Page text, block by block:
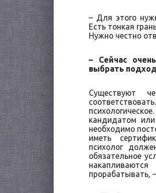
– Для этого
Есть тонкая
Нужно честно
– Сейчас
выбрать
Существуют
кандидатом
необходимо
иметь
психолог
обязательное
прорабатывать,